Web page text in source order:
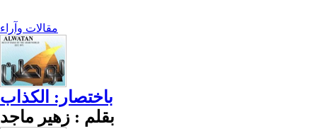
مقالات وآراء
باختصار: الكذاب
بقلم : زهير ماجد